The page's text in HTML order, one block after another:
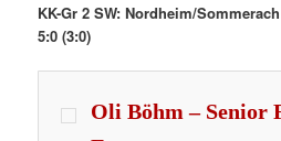
KK-Gr 2 SW: Nordheim/
5:0 (3:0)
Oli Böhm – Senior